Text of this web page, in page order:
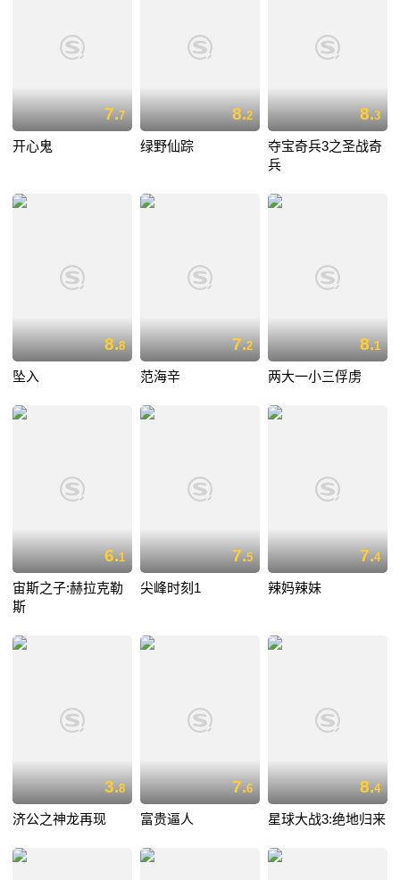
7.7
开心鬼
8.2
绿野仙踪
8.3
夺宝奇兵3之圣战奇
兵
8.8
坠入
7.2
范海辛
8.1
两大一小三俘虏
6.1
宙斯之子:赫拉克勒
斯
7.5
尖峰时刻1
7.4
辣妈辣妹
3.8
济公之神龙再现
7.6
富贵逼人
8.4
星球大战3:绝地归来